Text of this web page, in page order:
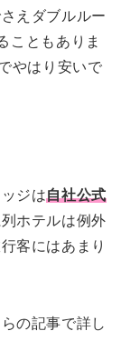
えダブルルー
こともありま
やはり安いで
ジは自社公式
列ホテルは例外
客にはあまり
の記事で詳し